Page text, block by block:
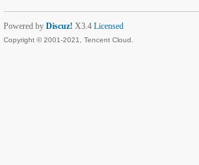
Powered by Discuz! X3.4 Licensed
Copyright © 2001-2021, Tencent Cloud.